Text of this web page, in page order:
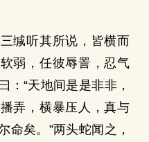
缄听其所说，皆横而
弱，任彼辱詈，忍气
：“天地间是是非非，
弄，横暴压人，真与
命矣。”两头蛇闻之，